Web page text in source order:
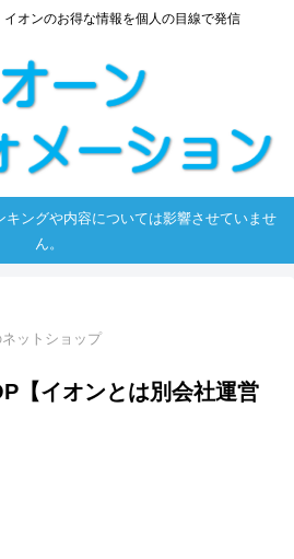
オンのお得な情報を個人の目線で発信
キングや内容については影響させていませ
ん。
ットショップ
【イオンとは別会社運営